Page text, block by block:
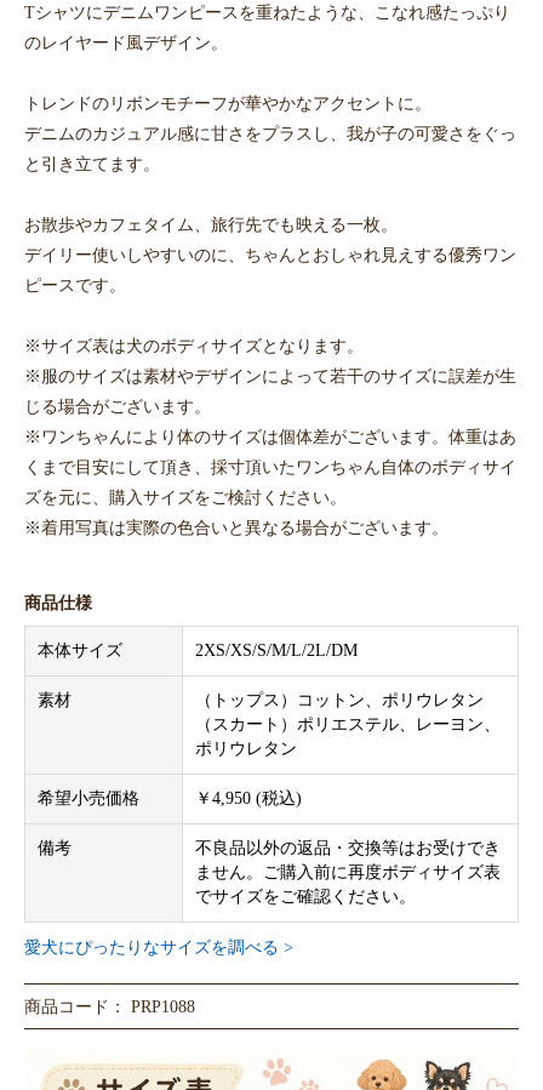
Tシャツにデニムワンピースを重ねたような、こなれ感たっぷり
のレイヤード風デザイン。
トレンドのリボンモチーフが華やかなアクセントに。
デニムのカジュアル感に甘さをプラスし、我が子の可愛さをぐっ
と引き立てます。
お散歩やカフェタイム、旅行先でも映える一枚。
デイリー使いしやすいのに、ちゃんとおしゃれ見えする優秀ワン
ピースです。
※サイズ表は犬のボディサイズとなります。
※服のサイズは素材やデザインによって若干のサイズに誤差が生
じる場合がございます。
※ワンちゃんにより体のサイズは個体差がございます。体重はあ
くまで目安にして頂き、採寸頂いたワンちゃん自体のボディサイ
ズを元に、購入サイズをご検討ください。
※着用写真は実際の色合いと異なる場合がございます。
商品仕様
本体サイズ 2XS/XS/S/M/L/2L/DM
素材
（トップス）コットン、ポリウレタン
（スカート）ポリエステル、レーヨン、
ポリウレタン
希望小売価格 ￥4,950 (税込)
備考
不良品以外の返品・交換等はお受けでき
ません。ご購入前に再度ボディサイズ表
でサイズをご確認ください。
愛犬にぴったりなサイズを調べる >
商品コード： PRP1088